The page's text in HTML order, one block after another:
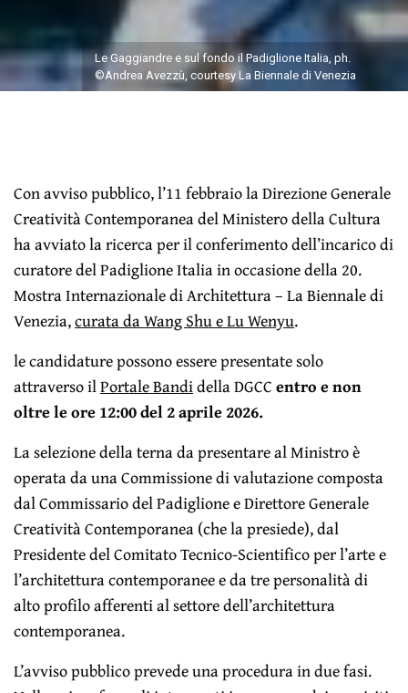
Le Gaggiandre e sul fondo il Padiglione Italia, ph.
©Andrea Avezzù, courtesy La Biennale di Venezia
Con avviso pubblico, l’11 febbraio la Direzione Generale
Creatività Contemporanea del Ministero della Cultura
ha avviato la ricerca per il conferimento dell’incarico di
curatore del Padiglione Italia in occasione della 20.
Mostra Internazionale di Architettura – La Biennale di
Venezia,curata da Wang Shu e Lu Wenyu.
le candidature possono essere presentate solo
attraverso ilPortale Bandidella DGCCentro e non
oltre le ore 12:00 del 2 aprile 2026.
La selezione della terna da presentare al Ministro è
operata da una Commissione di valutazione composta
dal Commissario del Padiglione e Direttore Generale
Creatività Contemporanea (che la presiede), dal
Presidente del Comitato Tecnico-Scientifico per l’arte e
l’architettura contemporanee e da tre personalità di
alto profilo afferenti al settore dell’architettura
contemporanea.
L’avviso pubblico prevede una procedura in due fasi.